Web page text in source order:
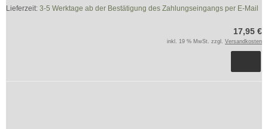
Lieferzeit: 3-5 Werktage ab der Bestätigung des Zahlungseingangs per E-Mail
17,95 €
inkl. 19 % MwSt. zzgl. Versandkosten